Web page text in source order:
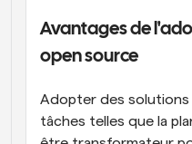
Avantages de
open source
Adopter des
tâches telles que la